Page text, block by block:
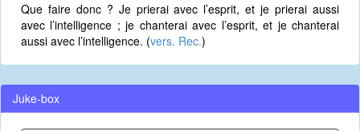
Que faire donc ? Je prierai avec l’esprit, et je prierai aussi
avec l’intelligence ; je chanterai avec l’esprit, et je chanterai
aussi avec l’intelligence. (vers. Rec.)
Juke-box